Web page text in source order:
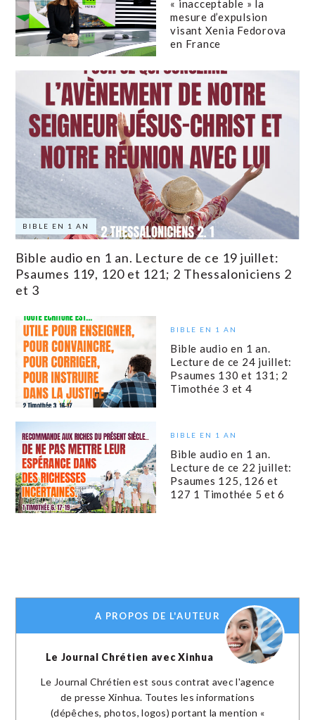
« inacceptable » la
mesure d’expulsion
visant Xenia Fedorova
en France
BIBLE EN 1 AN
Bible audio en 1 an. Lecture de ce 19 juillet:
Psaumes 119, 120 et 121; 2 Thessaloniciens 2
et 3
BIBLE EN 1 AN
Bible audio en 1 an.
Lecture de ce 24 juillet:
Psaumes 130 et 131; 2
Timothée 3 et 4
BIBLE EN 1 AN
Bible audio en 1 an.
Lecture de ce 22 juillet:
Psaumes 125, 126 et
127 1 Timothée 5 et 6
A PROPOS DE L'AUTEUR
Le Journal Chrétien avec Xinhua
Le Journal Chrétien est sous contrat avec l'agence
de presse Xinhua. Toutes les informations
(dépêches, photos, logos) portant la mention «